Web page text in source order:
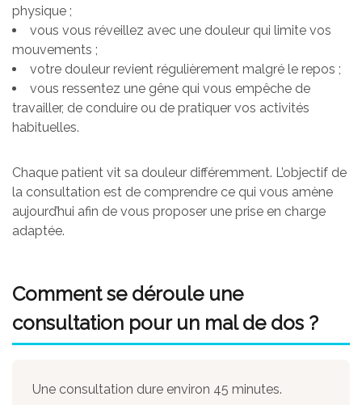
physique ;
vous vous réveillez avec une douleur qui limite vos
mouvements ;
votre douleur revient régulièrement malgré le repos ;
vous ressentez une gêne qui vous empêche de
travailler, de conduire ou de pratiquer vos activités
habituelles.
Chaque patient vit sa douleur différemment. L’objectif de
la consultation est de comprendre ce qui vous amène
aujourd’hui afin de vous proposer une prise en charge
adaptée.
Comment se déroule une
consultation pour un mal de dos ?
Une consultation dure environ 45 minutes.